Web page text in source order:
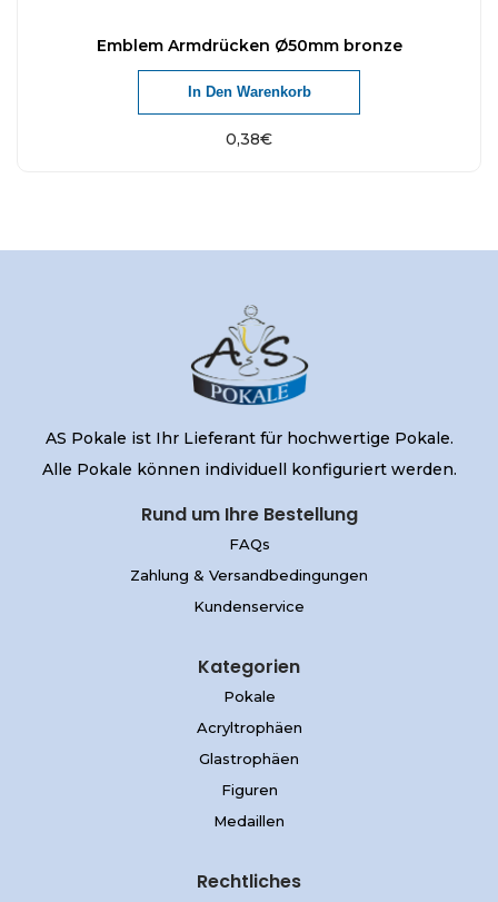
Emblem Armdrücken Ø50mm bronze
0,38€
In Den Warenkorb
AS Pokale ist Ihr Lieferant für hochwertige Pokale.
Alle Pokale können individuell konfiguriert werden.
Rund um Ihre Bestellung
FAQs
Zahlung & Versandbedingungen
Kundenservice
Kategorien
Pokale
Acryltrophäen
Glastrophäen
Figuren
Medaillen
Rechtliches